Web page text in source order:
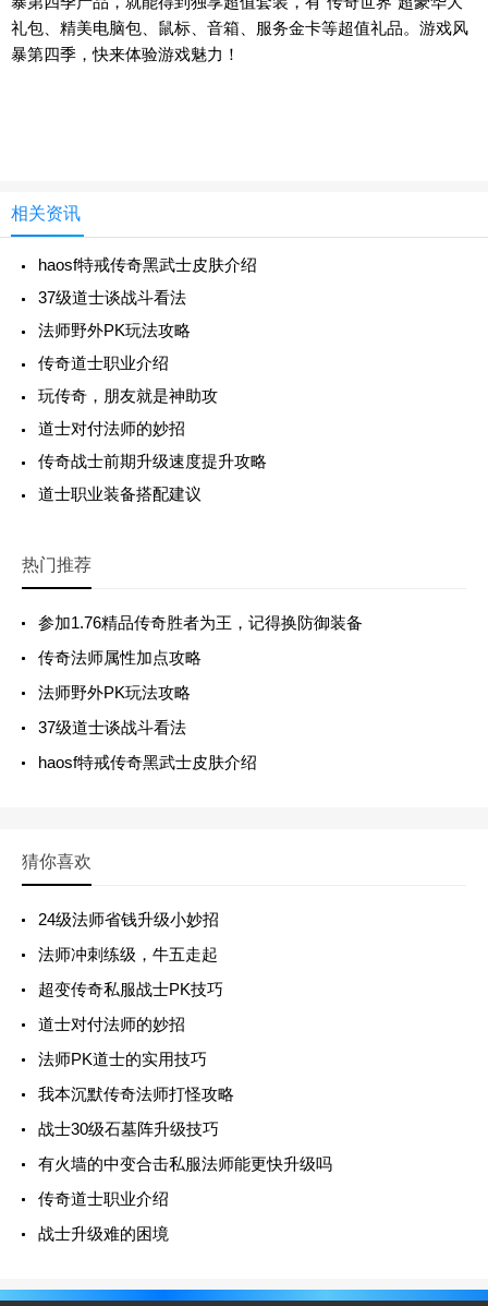
礼包、精美电脑包、鼠标、音箱、服务金卡等超值礼品。游戏风
暴第四季，快来体验游戏魅力！
相关资讯
haosf特戒传奇黑武士皮肤介绍
37级道士谈战斗看法
法师野外PK玩法攻略
传奇道士职业介绍
玩传奇，朋友就是神助攻
道士对付法师的妙招
传奇战士前期升级速度提升攻略
道士职业装备搭配建议
热门推荐
参加1.76精品传奇胜者为王，记得换防御装备
传奇法师属性加点攻略
法师野外PK玩法攻略
37级道士谈战斗看法
haosf特戒传奇黑武士皮肤介绍
猜你喜欢
24级法师省钱升级小妙招
法师冲刺练级，牛五走起
超变传奇私服战士PK技巧
道士对付法师的妙招
法师PK道士的实用技巧
我本沉默传奇法师打怪攻略
战士30级石墓阵升级技巧
有火墙的中变合击私服法师能更快升级吗
传奇道士职业介绍
战士升级难的困境